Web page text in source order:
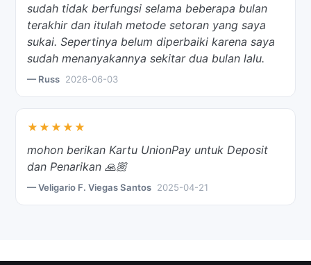
sudah tidak berfungsi selama beberapa bulan
terakhir dan itulah metode setoran yang saya
sukai. Sepertinya belum diperbaiki karena saya
sudah menanyakannya sekitar dua bulan lalu.
— Russ 2026-06-03
★★★★★
mohon berikan Kartu UnionPay untuk Deposit
dan Penarikan 🙏🏼
— Veligario F. Viegas Santos 2025-04-21